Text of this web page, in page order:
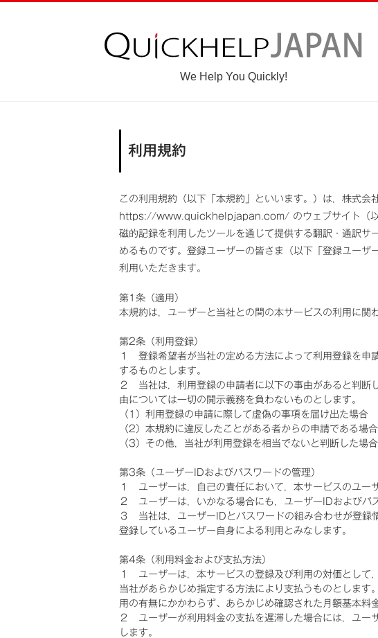
We Help You Quickly!
利用規約
この利用規約（以下「本規約」といいます。）は，株
https://www.quickhelpjapan.com/ のウェブサイト（以
磁的記録を利用したツールを通じて提供する翻訳・通訳
めるものです。登録ユーザーの皆さま（以下「登録ユー
利用いただきます。
第1条（適用）
本規約は，ユーザーと当社との間の本サービスの利用に関
第2条（利用登録）
１ 登録希望者が当社の定める方法によって利用登録を申
するものとします。
２ 当社は，利用登録の申請者に以下の事由があると判断
由については一切の開示義務を負わないものとします。
（1）利用登録の申請に際して虚偽の事項を届け出た場合
（2）本規約に違反したことがある者からの申請である場合
（3）その他，当社が利用登録を相当でないと判断した場合
第3条（ユーザーIDおよびパスワードの管理）
１ ユーザーは，自己の責任において，本サービスのユー
２ ユーザーは，いかなる場合にも，ユーザーIDおよびパ
３ 当社は，ユーザーIDとパスワードの組み合わせが登録
登録しているユーザー自身による利用とみなします。
第4条（利用料金および支払方法）
１ ユーザーは，本サービスの登録及び利用の対価として
当社があらかじめ指定する方法により支払うものとします
用の有無にかかわらず、あらかじめ確認された月額基本料
２ ユーザーが利用料金の支払を遅滞した場合には，ユー
します。